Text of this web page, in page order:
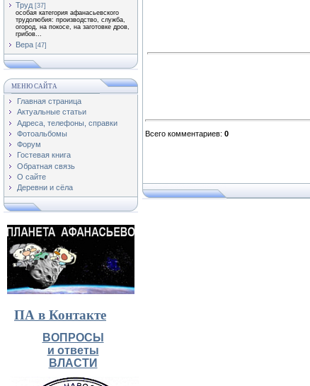
Труд [37]
особая категория афанасьевского
трудолюбия: производство, служба,
огород, на покосе, на заготовке дров,
грибов...
Вера [47]
МЕНЮ САЙТА
Главная страница
Актуальные статьи
Адреса, телефоны, справки
Фотоальбомы
Форум
Гостевая книга
Обратная связь
О сайте
Деревни и сёла
ПА в Контакте
ВОПРОСЫ
и ответы
ВЛАСТИ
Всего комментариев: 0